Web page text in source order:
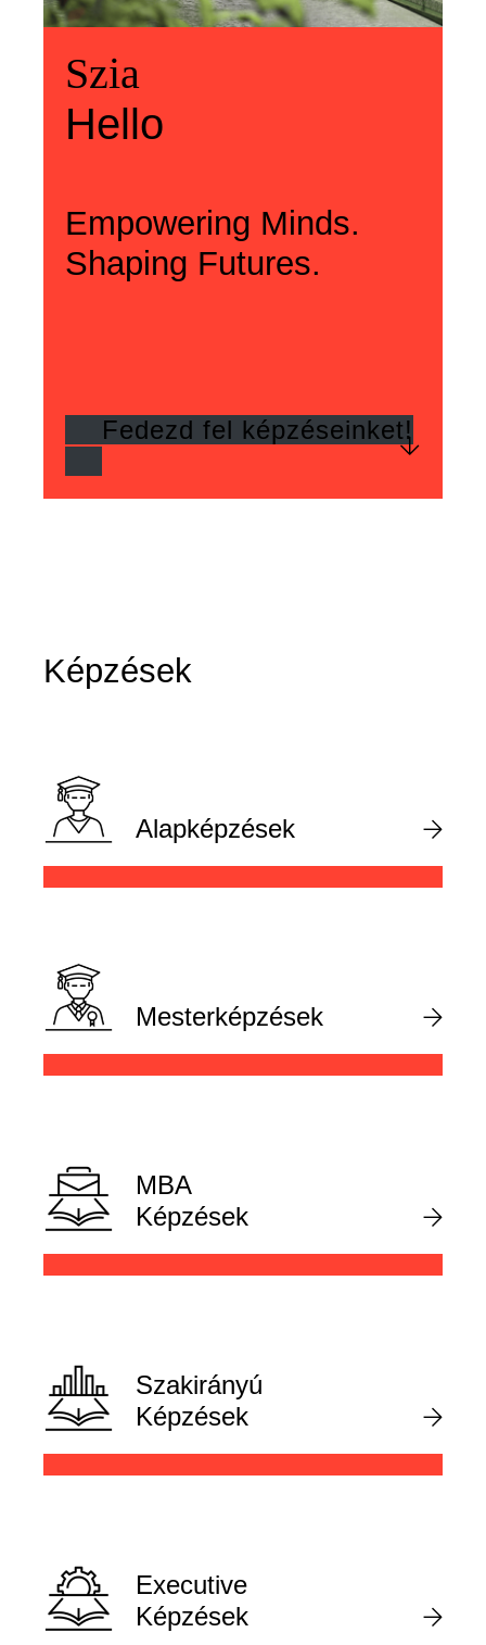
Üdvözlünk
Szia
Szia
Welcome
Hello
Empowering Minds.
Shaping Futures.
Fedezd fel képzéseinket!
Képzések
Alapképzések
Mesterképzések
MBA
Képzések
Szakirányú
Képzések
Executive
Képzések